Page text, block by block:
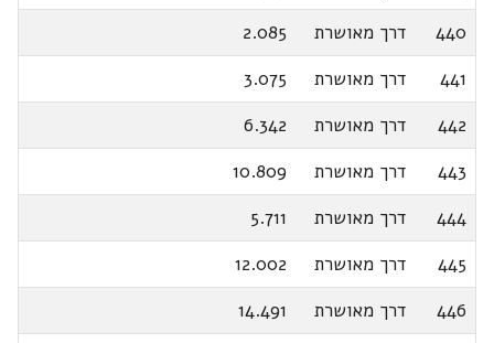
440
דרך מאושרת
2.085
441
דרך מאושרת
3.075
442
דרך מאושרת
6.342
443
דרך מאושרת
10.809
444
דרך מאושרת
5.711
445
דרך מאושרת
12.002
446
דרך מאושרת
14.491